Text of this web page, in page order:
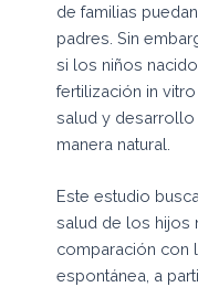
de familias
padres. Sin
si los niños
fertilización in
salud y
manera natural.
Este estudio
salud de los hijos
comparación con
espontánea, a